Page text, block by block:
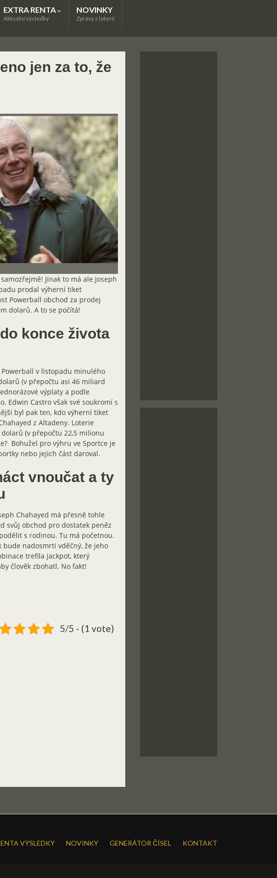
EXTRA RENTA
Aktuální výsledky
NOVINKY
Zprávy z loterií
jen za to, že
Jinak to má ale Joseph
prodal výherní tiket
Powerball obchod za prodej
dolarů. A to se počítá!
konce života
v listopadu minulého
(v přepočtu asi 46 miliard
výplaty a podle
Edwin Castro však své soukromí s
byl pak ten, kdo výherní tiket
z Altadeny. Loterie
(v přepočtu 22,5 milionu
Bohužel pro výhru ve Sportce je
nebo jejich část daroval.
vnoučat a ty
Chahayed má přesně tohle
svůj obchod pro dostatek peněz
s rodinou. Tu má početnou.
bude nadosmrti vděčný, že jeho
trefila jackpot, který
člověk zbohatl. No fakt!
5/5 - (1 vote)
VÝSLEDKY NOVINKY GENERÁTOR ČÍSEL
KONTAKT